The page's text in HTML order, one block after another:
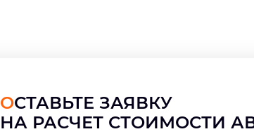
ОСТАВЬТЕ ЗАЯВКУ
НА РАСЧЕТ СТОИМОСТИ